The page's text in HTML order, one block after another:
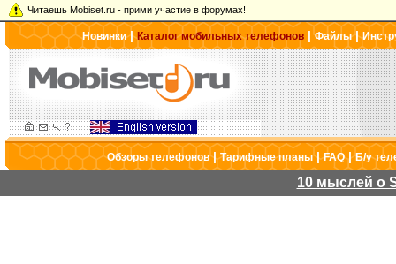
Читаешь Mobiset.ru - прими участие в форумах!
Новинки|Каталог мобильных телефонов |Файлы|
Обзоры телефонов|Тарифные планы|FAQ|Б/у
10 мыслей о